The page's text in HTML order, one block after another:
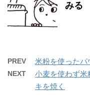
みる
PREV 米粉を使ったパ
NEXT
小麦を使わず米
キを焼く